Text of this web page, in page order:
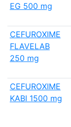
EG 500 mg
CEFUROXIME
FLAVELAB
250 mg
CEFUROXIME
KABI 1500 mg